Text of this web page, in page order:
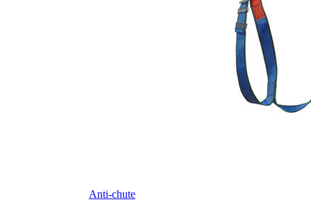
Anti-chute